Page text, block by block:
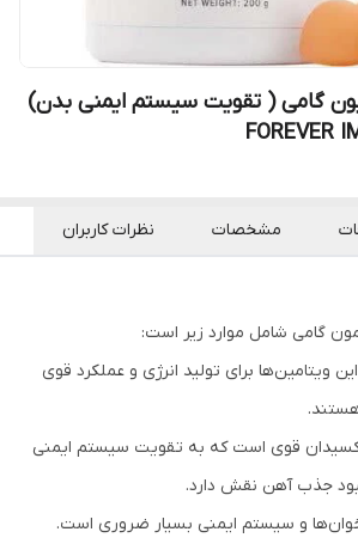
گامی ( تقویت سیستم ایمنی بدن)
مشخصات نظرات کاربران
گامی شامل موارد زیر است:
ویتامین‌ها برای تولید انرژی و عملکرد قوی
قوی است که به تقویت سیستم ایمنی
جذب آهن نقش دارد.
و سیستم ایمنی بسیار ضروری است.